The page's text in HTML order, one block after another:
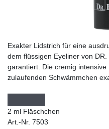
Exakter Lidstrich für eine
dem flüssigen Eyeliner von
garantiert. Die cremig
zulaufenden Schwämmchen
2 ml Fläschchen
Art.-Nr. 7503